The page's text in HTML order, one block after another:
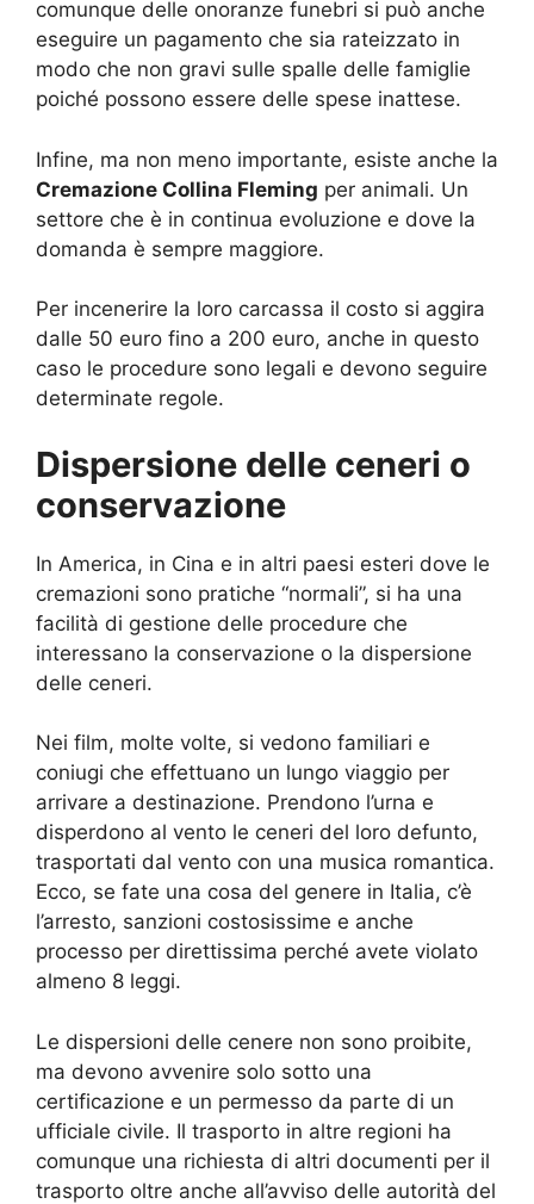
comunque delle onoranze funebri si può anche
eseguire un pagamento che sia rateizzato in
modo che non gravi sulle spalle delle famiglie
poiché possono essere delle spese inattese.
Infine, ma non meno importante, esiste anche la
Cremazione Collina Fleming per animali. Un
settore che è in continua evoluzione e dove la
domanda è sempre maggiore.
Per incenerire la loro carcassa il costo si aggira
dalle 50 euro fino a 200 euro, anche in questo
caso le procedure sono legali e devono seguire
determinate regole.
Dispersione delle ceneri o
conservazione
In America, in Cina e in altri paesi esteri dove le
cremazioni sono pratiche “normali”, si ha una
facilità di gestione delle procedure che
interessano la conservazione o la dispersione
delle ceneri.
Nei film, molte volte, si vedono familiari e
coniugi che effettuano un lungo viaggio per
arrivare a destinazione. Prendono l’urna e
disperdono al vento le ceneri del loro defunto,
trasportati dal vento con una musica romantica.
Ecco, se fate una cosa del genere in Italia, c’è
l’arresto, sanzioni costosissime e anche
processo per direttissima perché avete violato
almeno 8 leggi.
Le dispersioni delle cenere non sono proibite,
ma devono avvenire solo sotto una
certificazione e un permesso da parte di un
ufficiale civile. Il trasporto in altre regioni ha
comunque una richiesta di altri documenti per il
trasporto oltre anche all’avviso delle autorità del